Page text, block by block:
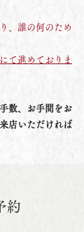
、誰の何のため
て進めておりま
数、お手間をお
店いただければ
約